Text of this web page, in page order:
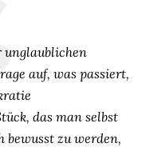
unglaublichen
auf, was passiert,
das man selbst
bewusst zu werden,